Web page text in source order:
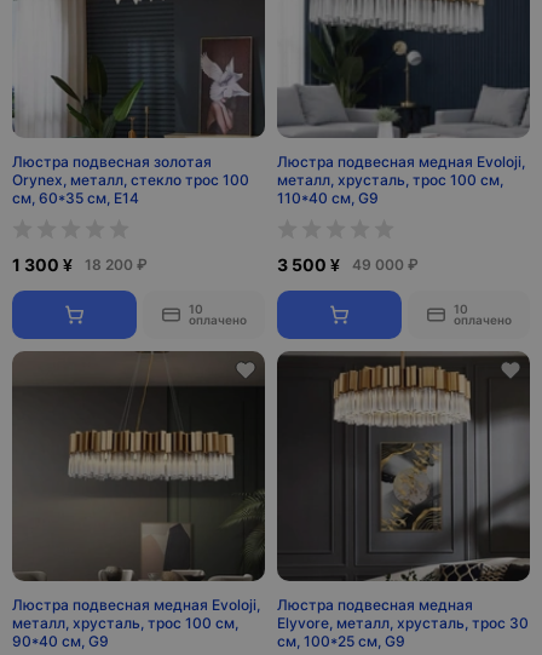
Люстра подвесная золотая
Orynex, металл, стекло трос 100
см, 60*35 см, E14
1 300 ¥ 18 200 ₽
10
оплачено
Люстра подвесная медная Evoloji,
металл, хрусталь, трос 100 см,
110*40 см, G9
3 500 ¥ 49 000 ₽
10
оплачено
Люстра подвесная медная Evoloji,
металл, хрусталь, трос 100 см,
90*40 см, G9
Люстра подвесная медная
Elyvore, металл, хрусталь, трос 30
см, 100*25 см, G9